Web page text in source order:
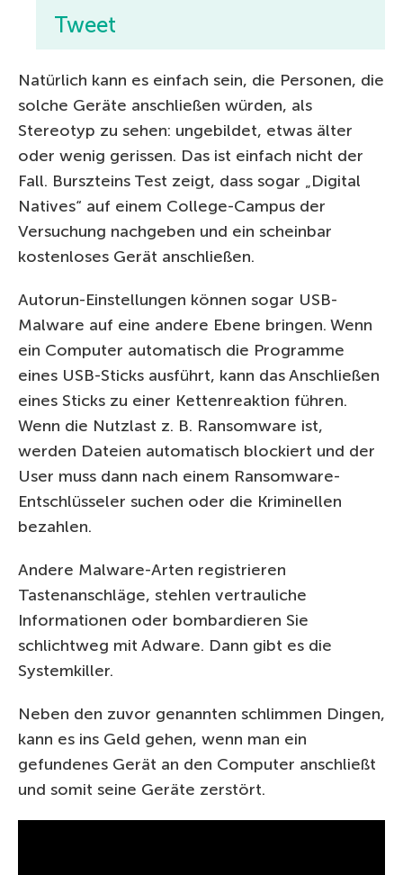
Tweet
Natürlich kann es einfach sein, die Personen, die
solche Geräte anschließen würden, als
Stereotyp zu sehen: ungebildet, etwas älter
oder wenig gerissen. Das ist einfach nicht der
Fall. Burszteins Test zeigt, dass sogar „Digital
Natives“ auf einem College-Campus der
Versuchung nachgeben und ein scheinbar
kostenloses Gerät anschließen.
Autorun-Einstellungen können sogar USB-
Malware auf eine andere Ebene bringen. Wenn
ein Computer automatisch die Programme
eines USB-Sticks ausführt, kann das Anschließen
eines Sticks zu einer Kettenreaktion führen.
Wenn die Nutzlast z. B. Ransomware ist,
werden Dateien automatisch blockiert und der
User muss dann nach einem Ransomware-
Entschlüsseler suchen oder die Kriminellen
bezahlen.
Andere Malware-Arten registrieren
Tastenanschläge, stehlen vertrauliche
Informationen oder bombardieren Sie
schlichtweg mit Adware. Dann gibt es die
Systemkiller.
Neben den zuvor genannten schlimmen Dingen,
kann es ins Geld gehen, wenn man ein
gefundenes Gerät an den Computer anschließt
und somit seine Geräte zerstört.